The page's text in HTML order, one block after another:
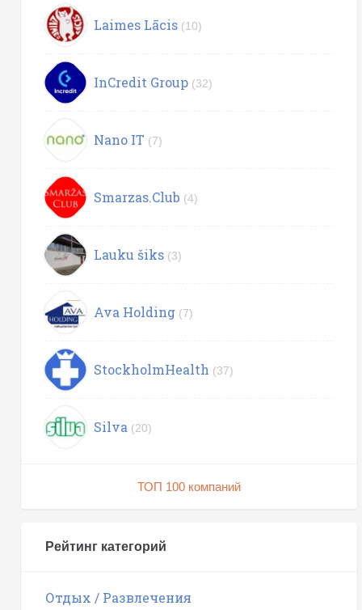
Laimes Lācis (10)
InCredit Group (32)
Nano IT (7)
Smarzas.Club (4)
Lauku šiks (3)
Ava Holding (7)
StockholmHealth (37)
Silva (20)
ТОП 100 компаний
Рейтинг категорий
Отдых / Развлечения